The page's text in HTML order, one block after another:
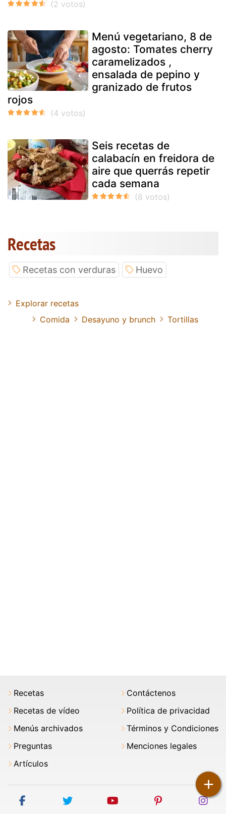
+
Menú vegetariano, 8 de
agosto: Tomates cherry
caramelizados ,
ensalada de pepino y
granizado de frutos
rojos
Seis recetas de
calabacín en freidora de
aire que querrás repetir
cada semana
Recetas
Recetas con verduras Huevo
Explorar recetas
Comida
Desayuno y brunch Tortillas
Recetas
Recetas de vídeo
Menús archivados
Preguntas
Artículos
Contáctenos
Política de privacidad
Términos y Condiciones
Menciones legales
facebook twitter youtube pinterest